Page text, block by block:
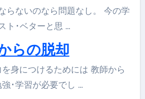
ト･ベターと思 …
らの脱却
･学習が必要でし …